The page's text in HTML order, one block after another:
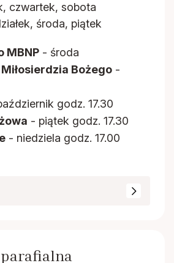
czwartek, sobota
środa, piątek
MBNP - środa
Bożego -
godz. 17.30
- piątek godz. 17.30
- niedziela godz. 17.00